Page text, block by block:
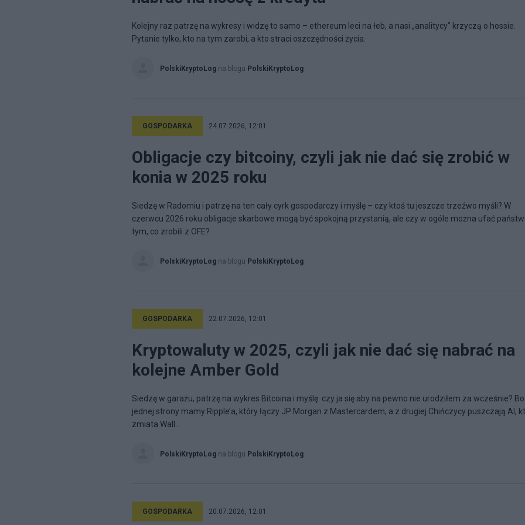
Kolejny raz patrzę na wykresy i widzę to samo – ethereum leci na łeb, a nasi „analitycy” krzyczą o hossie.
Pytanie tylko, kto na tym zarobi, a kto straci oszczędności życia.
PolskiKryptoLog na blogu PolskiKryptoLog
GOSPODARKA 24.07.2026, 12:01
Obligacje czy bitcoiny, czyli jak nie dać się zrobić w
konia w 2025 roku
Siedzę w Radomiu i patrzę na ten cały cyrk gospodarczy i myślę – czy ktoś tu jeszcze trzeźwo myśli? W
czerwcu 2026 roku obligacje skarbowe mogą być spokojną przystanią, ale czy w ogóle można ufać
tym, co zrobili z OFE?
PolskiKryptoLog na blogu PolskiKryptoLog
GOSPODARKA 22.07.2026, 12:01
Kryptowaluty w 2025, czyli jak nie dać się nabrać na
kolejne Amber Gold
Siedzę w garażu, patrzę na wykres Bitcoina i myślę: czy ja się aby na pewno nie urodziłem za wcześnie?
jednej strony mamy Ripple’a, który łączy JP Morgan z Mastercardem, a z drugiej Chińczycy puszczają AI,
zmiata Wall...
PolskiKryptoLog na blogu PolskiKryptoLog
GOSPODARKA 20.07.2026, 12:01